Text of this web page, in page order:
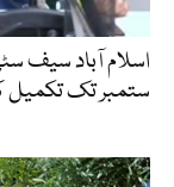
ستمبر تک تکمیل